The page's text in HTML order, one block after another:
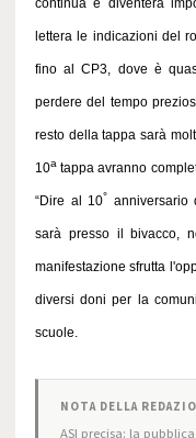
continua e diventerà
lettera le indicazioni del
fino al CP3, dove è
perdere del tempo
resto della tappa sarà
10a tappa avranno
“Dire al 10° anniversario
sarà presso il bivacco,
manifestazione sfrutta
diversi doni per la
scuole.
NOTA DELLA